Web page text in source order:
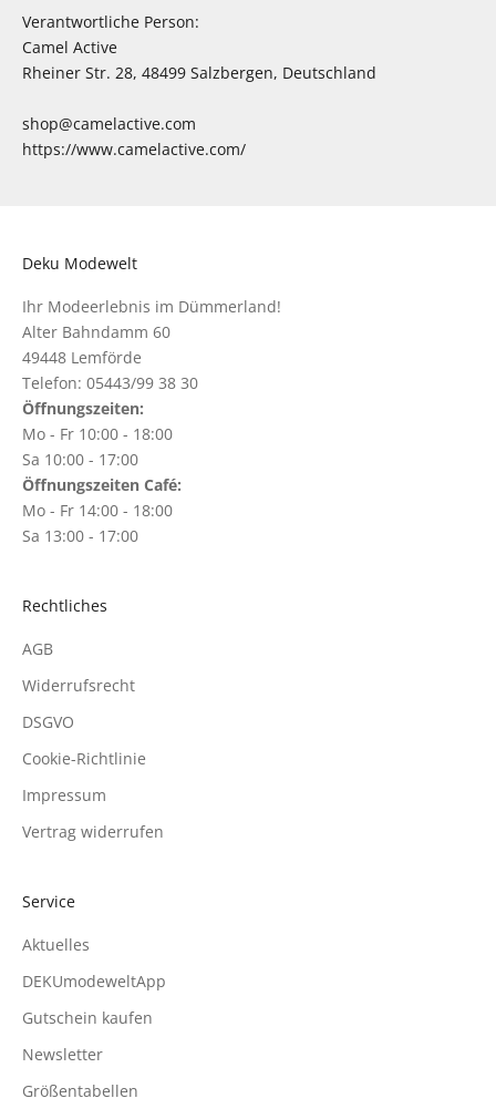
Verantwortliche Person:
Camel Active
Rheiner Str. 28, 48499 Salzbergen, Deutschland
shop@camelactive.com
https://www.camelactive.com/
Deku Modewelt
Ihr Modeerlebnis im Dümmerland!
Alter Bahndamm 60
49448 Lemförde
Telefon: 05443/99 38 30
Öffnungszeiten:
Mo - Fr 10:00 - 18:00
Sa 10:00 - 17:00
Öffnungszeiten Café:
Mo - Fr 14:00 - 18:00
Sa 13:00 - 17:00
Rechtliches
AGB
Widerrufsrecht
DSGVO
Cookie-Richtlinie
Impressum
Vertrag widerrufen
Service
Aktuelles
DEKUmodeweltApp
Gutschein kaufen
Newsletter
Größentabellen